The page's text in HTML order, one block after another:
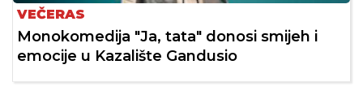
VEČERAS
Monokomedija "Ja, tata" donosi smijeh i
emocije u Kazalište Gandusio